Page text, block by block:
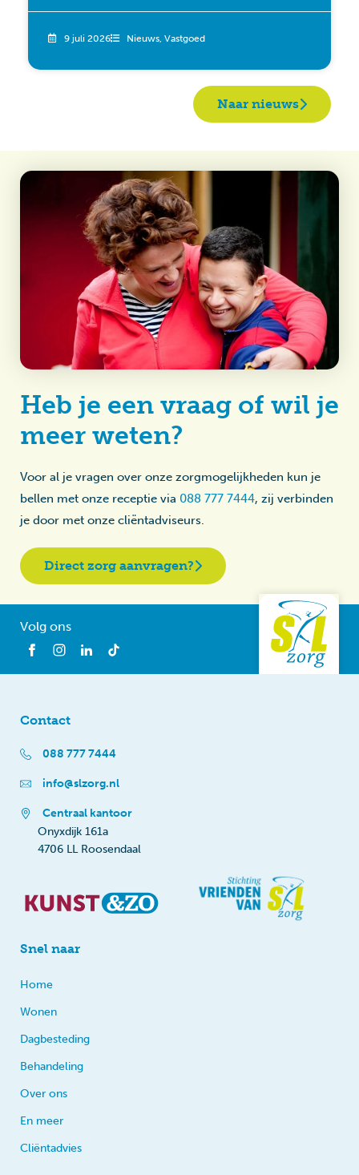
9 juli 2026 Nieuws Vastgoed
Naar nieuws
Heb je een vraag of wil je
meer weten?
Voor al je vragen over onze zorgmogelijkheden kun je
bellen met onze receptie via 088 777 7444, zij verbinden
je door met onze cliëntadviseurs.
Direct zorg aanvragen?
Volg ons
Contact
088 777 7444
info@slzorg.nl
Centraal kantoor
Onyxdijk 161a
4706 LL Roosendaal
Snel naar
Home
Wonen
Dagbesteding
Behandeling
Over ons
En meer
Cliëntadvies